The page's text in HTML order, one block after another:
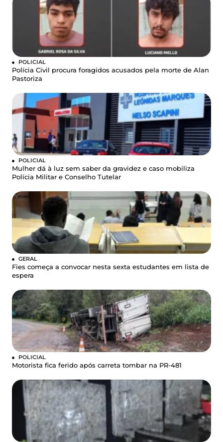
POLICIAL
Polícia Civil procura foragidos acusados pela morte de Alan
Pastoriza
POLICIAL
Mulher dá à luz sem saber da gravidez e caso mobiliza
Polícia Militar e Conselho Tutelar
GERAL
Fies começa a convocar nesta sexta estudantes em lista de
espera
POLICIAL
Motorista fica ferido após carreta tombar na PR-481